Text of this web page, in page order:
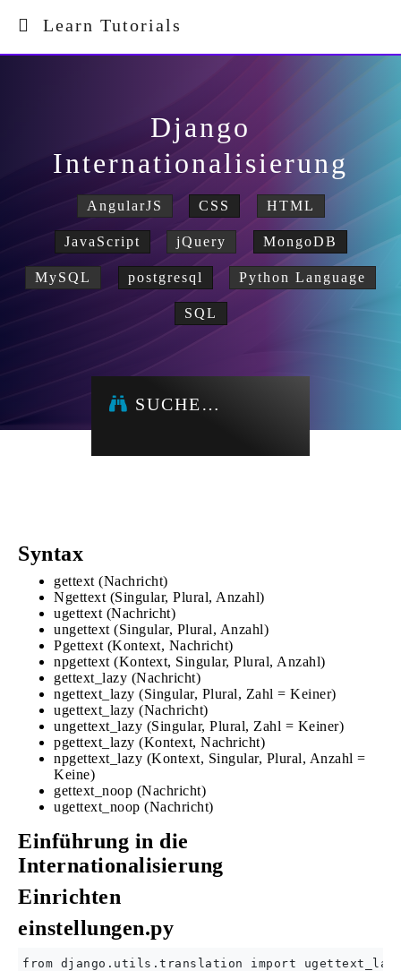
Learn Tutorials
Django
Internationalisierung
AngularJS CSS HTML
JavaScript jQuery MongoDB
MySQL postgresql Python Language
SQL
SUCHE…
Syntax
gettext (Nachricht)
Ngettext (Singular, Plural, Anzahl)
ugettext (Nachricht)
ungettext (Singular, Plural, Anzahl)
Pgettext (Kontext, Nachricht)
npgettext (Kontext, Singular, Plural, Anzahl)
gettext_lazy (Nachricht)
ngettext_lazy (Singular, Plural, Zahl = Keiner)
ugettext_lazy (Nachricht)
ungettext_lazy (Singular, Plural, Zahl = Keiner)
pgettext_lazy (Kontext, Nachricht)
npgettext_lazy (Kontext, Singular, Plural, Anzahl =
Keine)
gettext_noop (Nachricht)
ugettext_noop (Nachricht)
Einführung in die
Internationalisierung
Einrichten
einstellungen.py
from django.utils.translation import